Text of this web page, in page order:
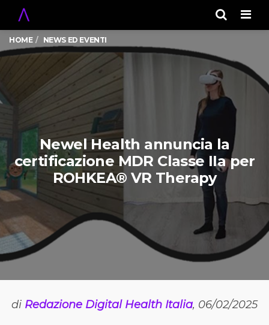
HOME NEWS ED EVENTI
Newel Health annuncia la
certificazione MDR Classe IIa per
ROHKEA® VR Therapy
di Redazione Digital Health Italia, 06/02/2025